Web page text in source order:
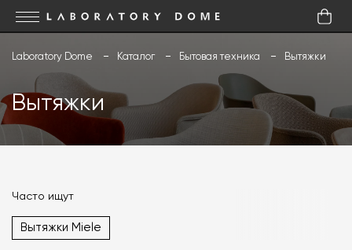
Laboratory Dome Каталог Бытовая техника Вытяжки
Вытяжки
Часто ищут
Вытяжки Miele